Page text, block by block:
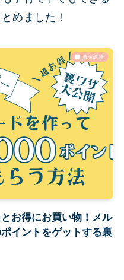
めました！
資金調達
お得にお買い物！メル
イントをゲットする裏